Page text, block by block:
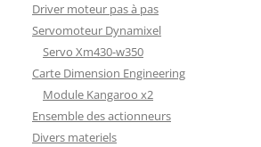
Driver moteur pas à pas
Servomoteur Dynamixel
Servo Xm430-w350
Carte Dimension Engineering
Module Kangaroo x2
Ensemble des actionneurs
Divers materiels